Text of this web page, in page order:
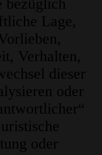
bezüglich
Lage,
Verhalten,
dieser
oder
oder